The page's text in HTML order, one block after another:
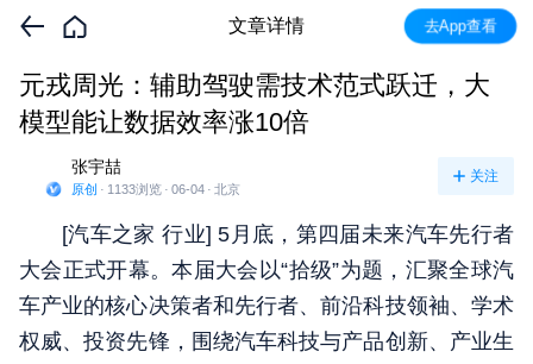
文章详情 去App查看
元戎周光：辅助驾驶需技术范式跃迁，大
模型能让数据效率涨10倍
张宇喆
原创 · 1133浏览 · 06-04 · 北京
关注
[汽车之家行业] 5月底，第四届未来汽车先行者
大会正式开幕。本届大会以“拾级”为题，汇聚全球汽
车产业的核心决策者和先行者、前沿科技领袖、学术
权威、投资先锋，围绕汽车科技与产品创新、产业生